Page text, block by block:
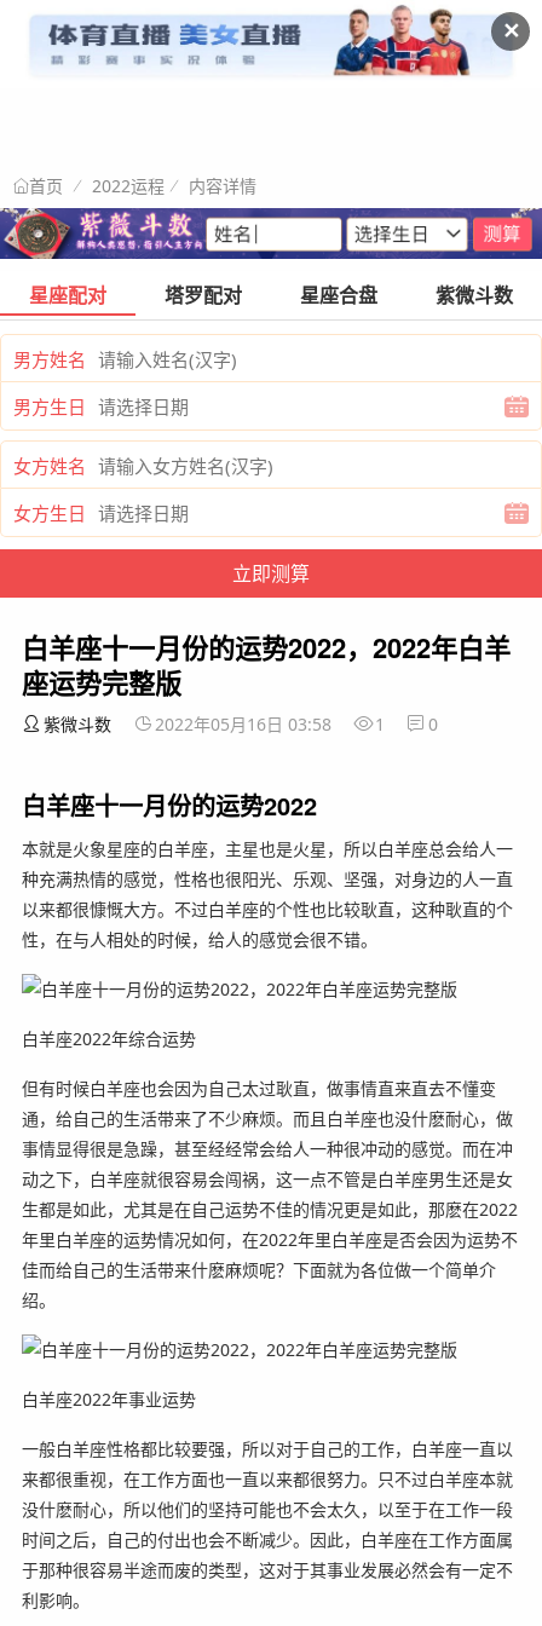
✕
首页 2022运程 内容详情
星座配对 塔罗配对 星座合盘 紫微斗数
男方姓名
男方生日
女方姓名
女方生日
白羊座十一月份的运势2022，2022年白羊
座运势完整版
紫微斗数 2022年05月16日 03:58 1 0
白羊座十一月份的运势2022
本就是火象星座的白羊座，主星也是火星，所以白羊座总会给人一
种充满热情的感觉，性格也很阳光、乐观、坚强，对身边的人一直
以来都很慷慨大方。不过白羊座的个性也比较耿直，这种耿直的个
性，在与人相处的时候，给人的感觉会很不错。
白羊座2022年综合运势
但有时候白羊座也会因为自己太过耿直，做事情直来直去不懂变
通，给自己的生活带来了不少麻烦。而且白羊座也没什麽耐心，做
事情显得很是急躁，甚至经经常会给人一种很冲动的感觉。而在冲
动之下，白羊座就很容易会闯祸，这一点不管是白羊座男生还是女
生都是如此，尤其是在自己运势不佳的情况更是如此，那麽在2022
年里白羊座的运势情况如何，在2022年里白羊座是否会因为运势不
佳而给自己的生活带来什麽麻烦呢？下面就为各位做一个简单介
绍。
白羊座2022年事业运势
一般白羊座性格都比较要强，所以对于自己的工作，白羊座一直以
来都很重视，在工作方面也一直以来都很努力。只不过白羊座本就
没什麽耐心，所以他们的坚持可能也不会太久，以至于在工作一段
时间之后，自己的付出也会不断减少。因此，白羊座在工作方面属
于那种很容易半途而废的类型，这对于其事业发展必然会有一定不
利影响。